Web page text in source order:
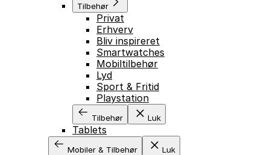
Tilbehør
Privat
Erhverv
Bliv inspireret
Smartwatches
Mobiltilbehør
Lyd
Sport & Fritid
Playstation
Tilbehør Luk
Tablets
Mobiler & Tilbehør Luk